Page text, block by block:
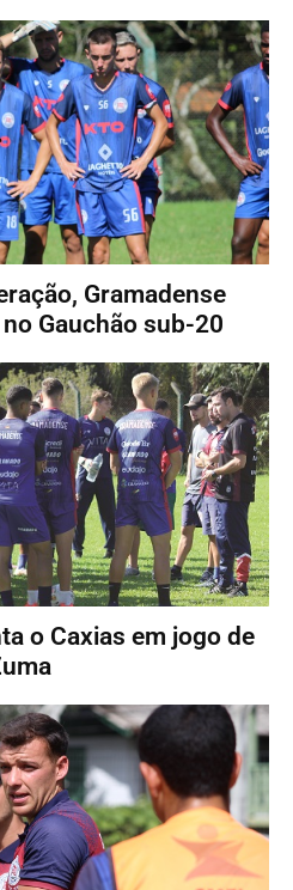
Gramadense
Gauchão sub-20
o Caxias em jogo de